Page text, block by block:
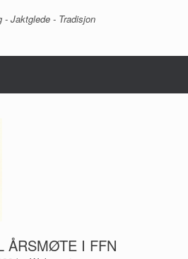
- Jaktglede - Tradisjon
ÅRSMØTE I FFN